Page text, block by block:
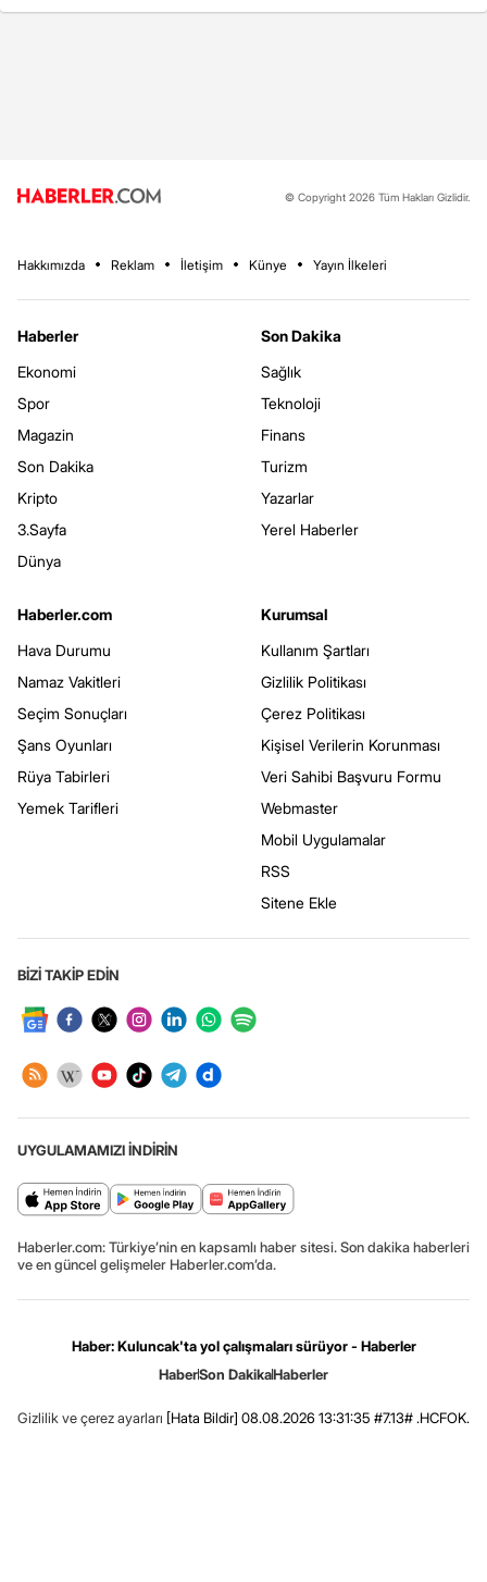
© Copyright 2026 Tüm Hakları Gizlidir.
Hakkımızda Reklam İletişim Künye Yayın İlkeleri
Haberler
Ekonomi
Spor
Magazin
Son Dakika
Kripto
3.Sayfa
Dünya
Son Dakika
Sağlık
Teknoloji
Finans
Turizm
Yazarlar
Yerel Haberler
Haberler.com
Hava Durumu
Namaz Vakitleri
Seçim Sonuçları
Şans Oyunları
Rüya Tabirleri
Yemek Tarifleri
Kurumsal
Kullanım Şartları
Gizlilik Politikası
Çerez Politikası
Kişisel Verilerin Korunması
Veri Sahibi Başvuru Formu
Webmaster
Mobil Uygulamalar
RSS
Sitene Ekle
BİZİ TAKİP EDİN
UYGULAMAMIZI İNDİRİN
Haberler.com: Türkiye’nin en kapsamlı haber sitesi. Son dakika haberleri
ve en güncel gelişmeler Haberler.com’da.
Haber: Kuluncak'ta yol çalışmaları sürüyor - Haberler
HaberSon DakikaHaberler
Gizlilik ve çerez ayarları [Hata Bildir] 08.08.2026 13:31:35 #7.13# .HCFOK.